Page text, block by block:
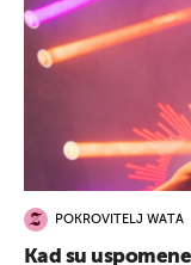
POKROVITELJ WATA
Kad su